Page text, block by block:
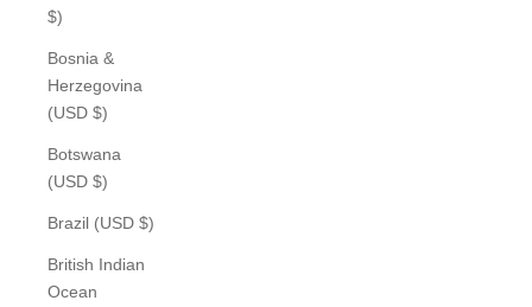
$)
Bosnia &
Herzegovina
(USD $)
Botswana
(USD $)
Brazil (USD $)
British Indian
Ocean